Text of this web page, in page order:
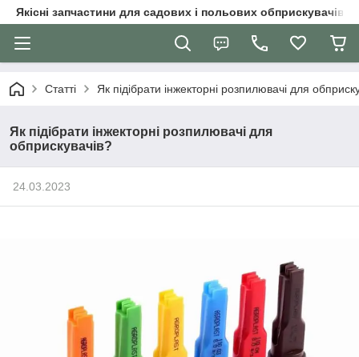
Якісні запчастини для садових і польових обприскувачів
Статті Як підібрати інжекторні розпилювачі для
Як підібрати інжекторні розпилювачі для
обприскувачів?
24.03.2023